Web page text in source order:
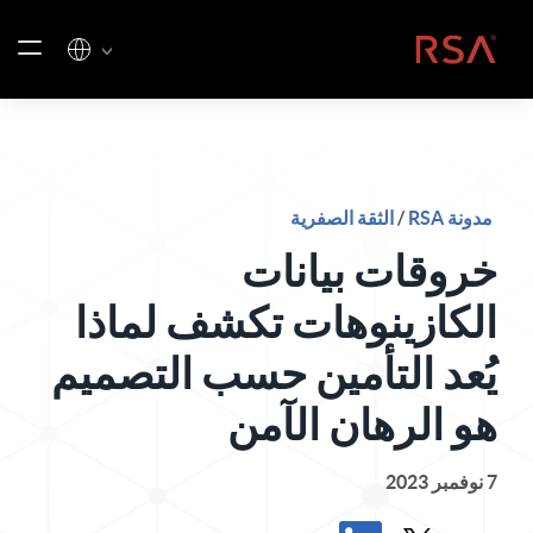
الصفحة الرئيسية
مدونة RSA / الثقة الصفرية
خروقات بيانات
الكازينوهات تكشف لماذا
يُعد التأمين حسب التصميم
هو الرهان الآمن
7 نوفمبر 2023